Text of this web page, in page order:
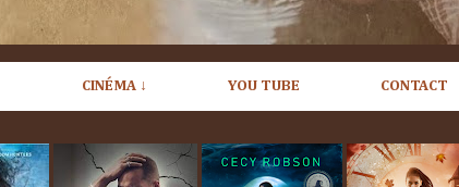
CINÉMA ↓ YOU TUBE CONTACT